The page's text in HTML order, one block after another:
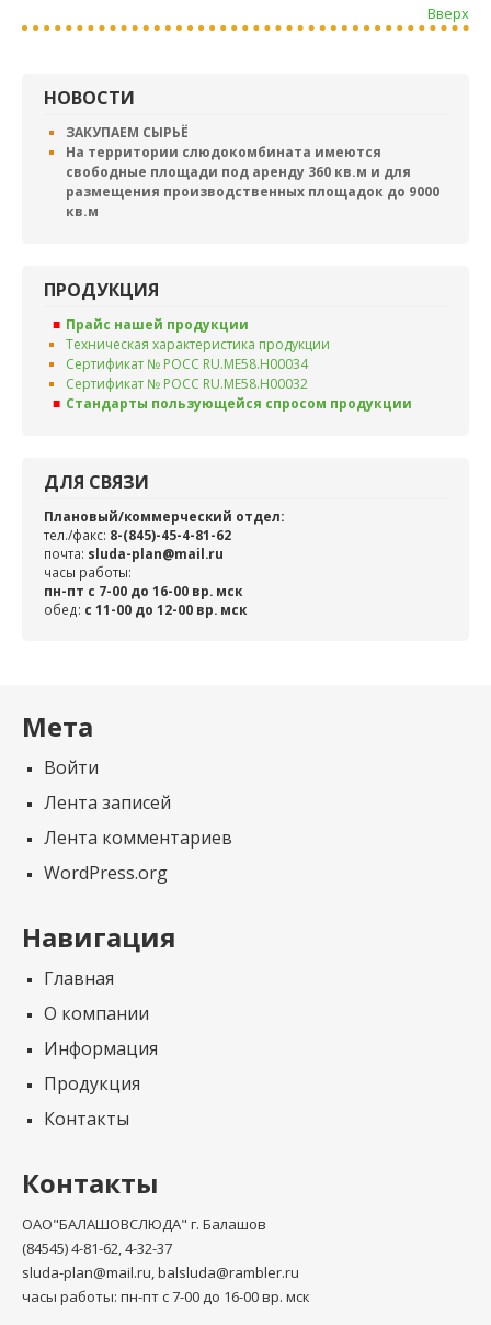
Вверх
НОВОСТИ
ЗАКУПАЕМ СЫРЬЁ
На территории слюдокомбината имеются
свободные площади под аренду 360 кв.м и для
размещения производственных площадок до 9000
кв.м
ПРОДУКЦИЯ
Прайс нашей продукции
Техническая характеристика продукции
Сертификат № РОСС RU.ME58.H00034
Сертификат № РОСС RU.ME58.H00032
Стандарты пользующейся спросом продукции
ДЛЯ СВЯЗИ
Плановый/коммерческий отдел:
тел./факс: 8-(845)-45-4-81-62
почта: sluda-plan@mail.ru
часы работы:
пн-пт с 7-00 до 16-00 вр. мск
обед: c 11-00 до 12-00 вр. мск
Мета
Войти
Лента записей
Лента комментариев
WordPress.org
Навигация
Главная
О компании
Информация
Продукция
Контакты
Контакты
ОАО"БАЛАШОВСЛЮДА" г. Балашов
(84545) 4-81-62, 4-32-37
sluda-plan@mail.ru, balsluda@rambler.ru
часы работы: пн-пт с 7-00 до 16-00 вр. мск